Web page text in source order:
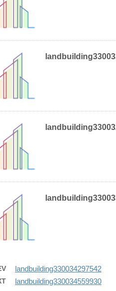
landbuilding330034297542
landbuilding330034559930